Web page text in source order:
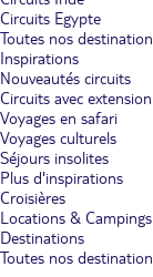
Circuits Egypte
Toutes nos
Inspirations
Nouveautés circuits
Circuits avec extension
Voyages en safari
Voyages culturels
Séjours insolites
Plus d'inspirations
Croisières
Locations & Campings
Destinations
Toutes nos